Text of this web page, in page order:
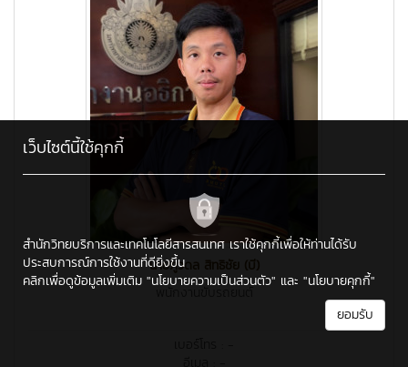
นายภูวดล สิทธิชัย (บี)
เว็บไซต์นี้ใช้คุกกี้
สำนักวิทยบริการและเทคโนโลยีสารสนเทศ เราใช้คุกกี้เพื่อให้ท่านได้รับ
ประสบการณ์การใช้งานที่ดียิ่งขึ้น
คลิกเพื่อดูข้อมูลเพิ่มเติม "นโยบายความเป็นส่วนตัว" และ "นโยบายคุกกี้"
ยอมรับ